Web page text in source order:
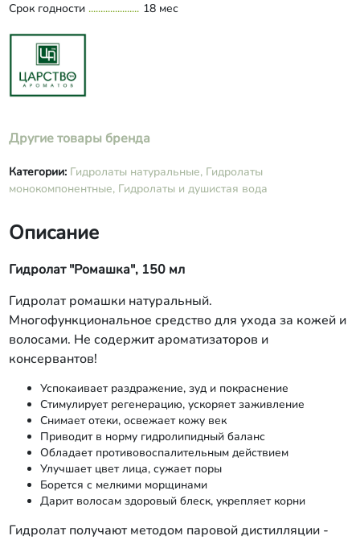
Срок годности
18 мес
Другие товары бренда
Категории: Гидролаты натуральные, Гидролаты
монокомпонентные, Гидролаты и душистая вода
Описание
Гидролат "Ромашка", 150 мл
Гидролат ромашки натуральный.
Многофункциональное средство для ухода за кожей и
волосами. Не содержит ароматизаторов и
консервантов!
Успокаивает раздражение, зуд и покраснение
Стимулирует регенерацию, ускоряет заживление
Снимает отеки, освежает кожу век
Приводит в норму гидролипидный баланс
Обладает противовоспалительным действием
Улучшает цвет лица, сужает поры
Борется с мелкими морщинами
Дарит волосам здоровый блеск, укрепляет корни
Гидролат получают методом паровой дистилляции -